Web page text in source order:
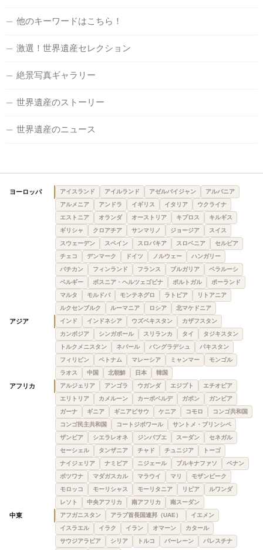
他のキーワードはこちら！
激選！世界遺産セレクション
絶景写真ギャラリー
世界遺産のストーリー
世界遺産のニュース
ヨーロッパ アイスランド アイルランド アゼルバイジャン
アルバニア
アルメニア
アンドラ イギリス イタリア
ウクライナ
エストニア
オランダ オーストリア キプロス
キルギス
ギリシャ
クロアチア サンマリノ ジョージア
スイス
スウェーデン
スペイン スロバキア スロベニア
セルビア
チェコ
デンマーク ドイツ ノルウェー
ハンガリー
バチカン
フィンランド フランス ブルガリア
ベラルーシ
ベルギー
ボスニア・ヘルツェゴビナ ポルトガル
ポーランド
マルタ
モルドバ モンテネグロ ラトビア
リトアニア
ルクセンブルク
ルーマニア ロシア 北マケドニア
アジア インド インドネシア ウズベキスタン
カザフスタン
カンボジア
シンガポール スリランカ タイ
タジキスタン
トルクメニスタン
ネパール バングラデシュ
パキスタン
フィリピン
ベトナム マレーシア ミャンマー
モンゴル
ラオス
中国 北朝鮮 日本 韓国
アフリカ アルジェリア アンゴラ ウガンダ エジプト
エチオピア
エリトリア
カメルーン カーボベルデ ガボン
ガンビア
ガーナ
ギニア ギニアビサウ ケニア コモロ
コンゴ共和国
コンゴ民主共和国
コートジボワール
サントメ・プリンシペ
ザンビア
シエラレオネ ジンバブエ スーダン
セネガル
セーシェル
タンザニア チャド チュニジア
トーゴ
ナイジェリア
ナミビア ニジェール ブルキナファソ
ベナン
ボツワナ
マダガスカル マラウイ マリ
モザンビーク
モロッコ
モーリシャス モーリタニア リビア
ルワンダ
レソト
中央アフリカ 南アフリカ 南スーダン
中東 アフガニスタン アラブ首長国連邦（UAE）
イエメン
イスラエル
イラク イラン オマーン
カタール
サウジアラビア
シリア トルコ バーレーン パレスチナ